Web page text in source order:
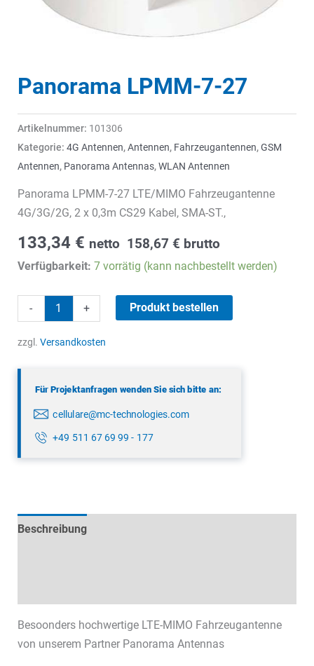
Panorama LPMM-7-27
Artikelnummer: 101306
Kategorie: 4G Antennen,Antennen, Fahrzeugantennen,GSM
Antennen, Panorama Antennas,WLAN Antennen
Panorama LPMM-7-27 LTE/MIMO Fahrzeugantenne
4G/3G/2G, 2 x 0,3m CS29 Kabel, SMA-ST.,
133,34 € netto 158,67 € brutto
Verfügbarkeit: 7 vorrätig (kann nachbestellt werden)
-
Panorama
LPMM-
7-
+ Produkt bestellen
zzgl. Versandkosten
Für Projektanfragen wenden Sie sich bitte an:
cellulare@mc-technologies.com
+49 511 67 69 99 - 177
Beschreibung
Besoonders hochwertige LTE-MIMO Fahrzeugantenne
von unserem Partner Panorama Antennas